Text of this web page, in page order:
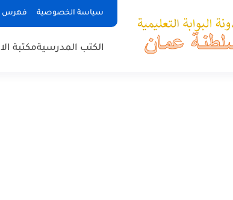
سياسة الخصوصية فهرس
الكتب المدرسيةمكتبة